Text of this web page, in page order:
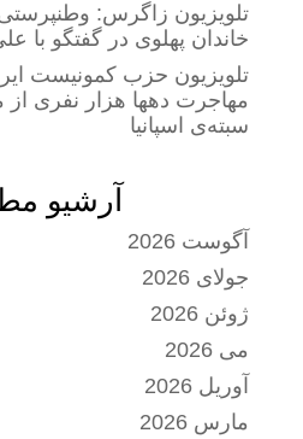
تلویزیون زاگرس:
خاندان پهلوی در گفتگو با
تلویزیون حزب کمونیست
مهاجرت دهها هزار نفری
سبته‌ی اسپانیا
آرشیو
آگوست 2026
جولای 2026
ژوئن 2026
می 2026
آوریل 2026
مارس 2026